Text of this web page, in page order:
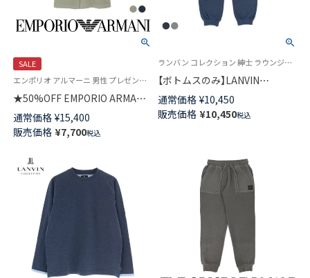
SALE
エンポリオ アルマーニ 男性 プレゼント 無料ラッピング ギフト 紳士 ラウンジウェア
★50%OFF EMPORIO ARMANI
半袖シャツ WAFFLE JERSEY
SHIRT ヘンリーネック EUサイ
ズ メンズ 54007923
通常価格 ¥15,400
販売価格 ¥7,700税込
ランバン コレクション 紳士 ラウンジウェア 長ズボン 公式オンラインショップ
【ボトムスのみ】LANVIN
COLLECTION ロングパンツ 接
結天竺 バイカラー無地 綿100%
前開き スウェットパンツ メン
通常価格 ¥10,450
販売価格 ¥10,450税込